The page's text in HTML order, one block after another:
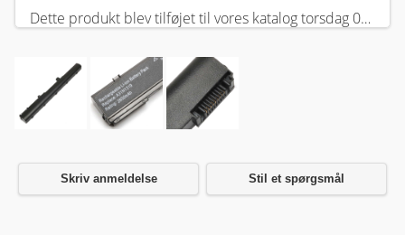
Dette produkt blev tilføjet til vores katalog torsdag 05 februar, 2026.
Skriv anmeldelse Stil et spørgsmål